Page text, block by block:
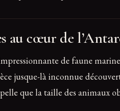
au cœur de
de faune
jusque-là inconnue
que la taille des animaux